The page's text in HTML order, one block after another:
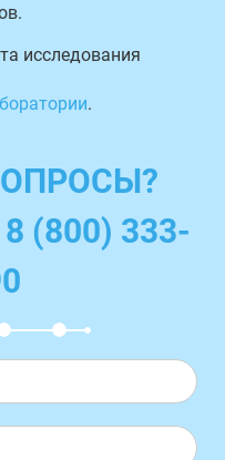
исследования
.
(800) 333-